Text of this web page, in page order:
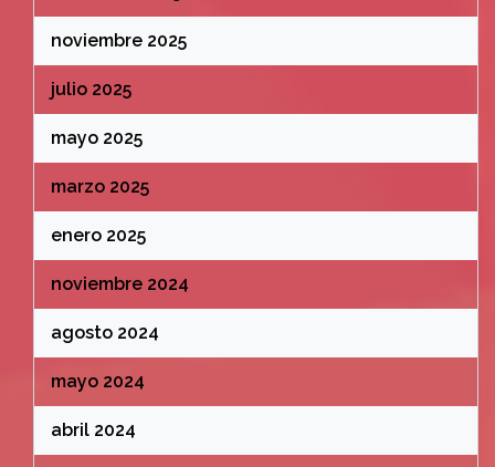
noviembre 2025
julio 2025
mayo 2025
marzo 2025
enero 2025
noviembre 2024
agosto 2024
mayo 2024
abril 2024